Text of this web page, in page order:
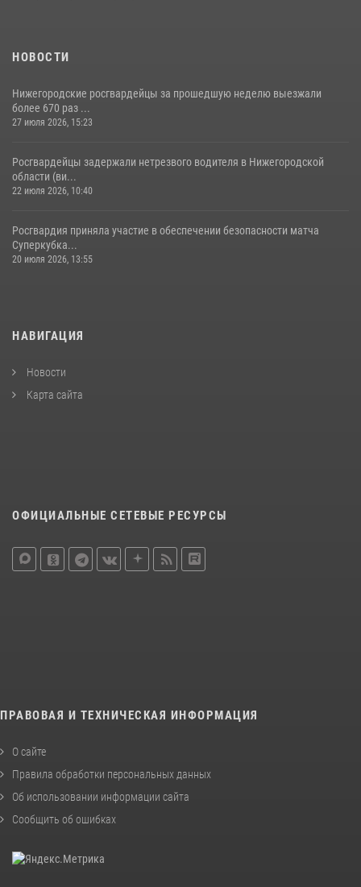
НОВОСТИ
Нижегородские росгвардейцы за прошедшую неделю выезжали
более 670 раз ...
27 июля 2026, 15:23
Росгвардейцы задержали нетрезвого водителя в Нижегородской
области (ви...
22 июля 2026, 10:40
Росгвардия приняла участие в обеспечении безопасности матча
Суперкубка...
20 июля 2026, 13:55
НАВИГАЦИЯ
Новости
Карта сайта
ОФИЦИАЛЬНЫЕ СЕТЕВЫЕ РЕСУРСЫ
ПРАВОВАЯ И ТЕХНИЧЕСКАЯ ИНФОРМАЦИЯ
О сайте
Правила обработки персональных данных
Об использовании информации сайта
Сообщить об ошибках